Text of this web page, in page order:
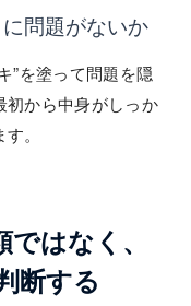
問題がないか
”を塗って問題を隠
初から中身がしっか
。
はなく、
断する